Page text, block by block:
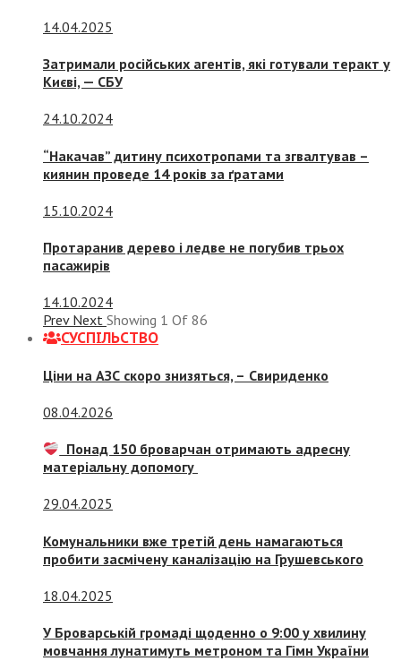
14.04.2025
Затримали російських агентів, які готували теракт у
Києві, — СБУ
24.10.2024
“Накачав” дитину психотропами та згвалтував –
киянин проведе 14 років за ґратами
15.10.2024
Протаранив дерево і ледве не погубив трьох
пасажирів
14.10.2024
Prev Next Showing 1 Of 86
СУСПIЛЬСТВО
Ціни на АЗС скоро знизяться, – Свириденко
08.04.2026
Понад 150 броварчан отримають адресну
матеріальну допомогу
29.04.2025
Комунальники вже третій день намагаються
пробити засмічену каналізацію на Грушевського
18.04.2025
У Броварській громаді щоденно о 9:00 у хвилину
мовчання лунатимуть метроном та Гімн України